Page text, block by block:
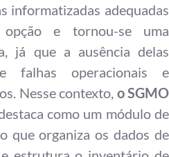
informatizadas adequadas
e tornou-se uma
já que a ausência delas
falhas operacionais e
Nesse contexto, o SGMO
como um módulo de
que organiza os dados de